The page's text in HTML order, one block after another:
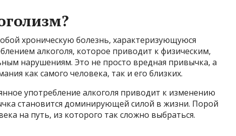
хроническую болезнь, характеризующуюся
алкоголя, которое приводит к физическим,
нарушениям. Это не просто вредная привычка, а
как самого человека, так и его близких.
употребление алкоголя приводит к изменению
становится доминирующей силой в жизни. Порой
на путь, из которого так сложно выбраться.